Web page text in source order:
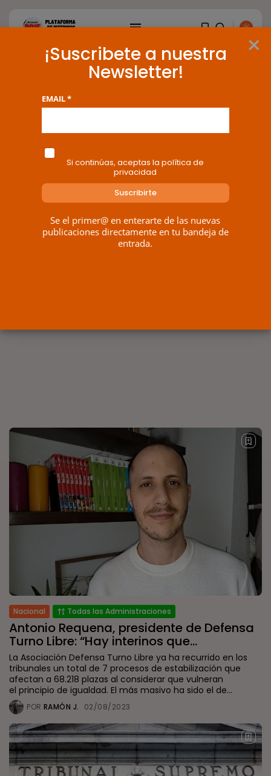
OPINIÓN
Interinos: Europa mueve pieza,
los jueces...
PORRAMÓN J. 06/08/2026
El abogado Javier Arauz, en
Tag: turno libre
4 results found
Nacional Todas las Administraciones
Antonio Requena, presidente de Defensa
Turno Libre: “Hay interinos que...
La Asociación Defensa Turno Libre ya ha recurrido en los
tribunales un total de 7 procesos de estabilización que
afectan a 68.218 plazas al considerar que vulneran
el principio de igualdad. El más masivo ha sido el de...
POR RAMÓN J. 02/08/2023
×
¡Suscribete a nuestra
Newsletter!
EMAIL *
Si continúas, aceptas la política de
privacidad
Se el primer@ en enterarte de las nuevas
publicaciones directamente en tu bandeja de
entrada.